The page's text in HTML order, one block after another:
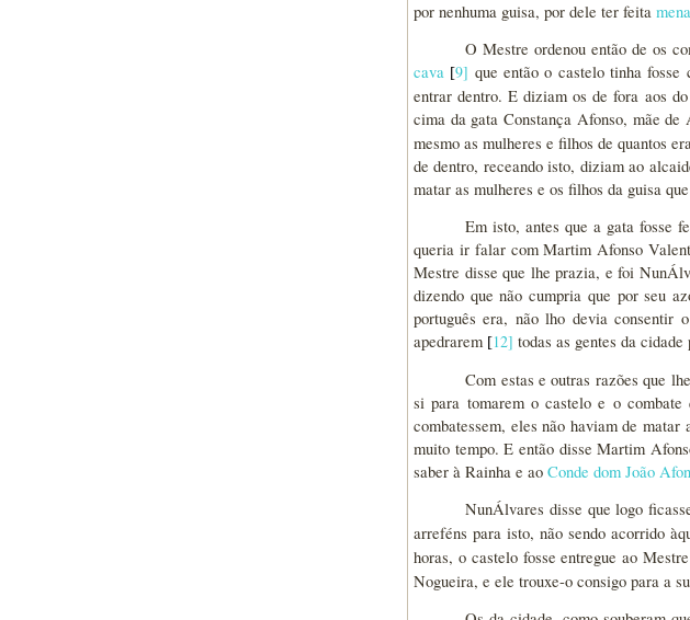
por nenhuma guisa, por dele ter feita
O Mestre ordenou então de os
cava [9] que então o castelo tinha
entrar dentro. E diziam os de fora aos
cima da gata Constança Afonso, mãe
mesmo as mulheres e filhos de quantos
de dentro, receando isto, diziam ao
matar as mulheres e os filhos da guisa
Em isto, antes que a gata fosse
queria ir falar com Martim Afonso
Mestre disse que lhe prazia, e foi
dizendo que não cumpria que por seu
português era, não lho devia
apedrarem [12] todas as gentes da cidade
Com estas e outras razões que
si para tomarem o castelo e o
combatessem, eles não haviam de
muito tempo. E então disse Martim
saber à Rainha e ao Conde dom João
NunÁlvares disse que logo
arreféns para isto, não sendo acorrido
horas, o castelo fosse entregue ao
Nogueira, e ele trouxe-o consigo para a